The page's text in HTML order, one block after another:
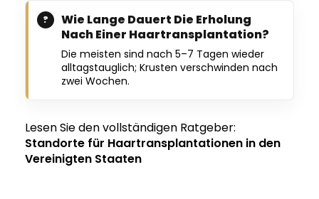
Wie Lange Dauert Die Erholung
Nach Einer Haartransplantation?
Die meisten sind nach 5–7 Tagen wieder
alltagstauglich; Krusten verschwinden nach
zwei Wochen.
Lesen Sie den vollständigen Ratgeber:
Standorte für Haartransplantationen in den
Vereinigten Staaten